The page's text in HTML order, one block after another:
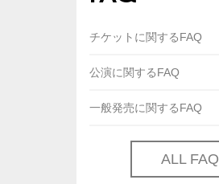
チケットに関するFAQ
公演に関するFAQ
一般発売に関するFAQ
ALL FAQ